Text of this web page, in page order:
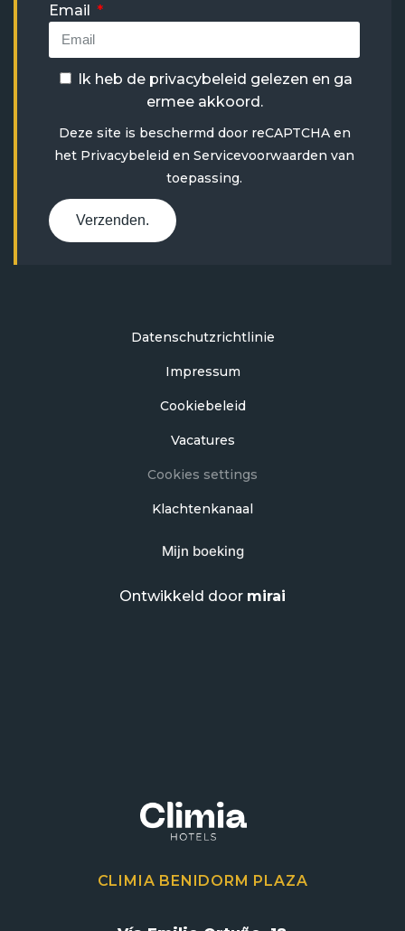
Email
Ik heb de privacybeleid gelezen en ga
ermee akkoord.
Deze site is beschermd door reCAPTCHA en
het Privacybeleid en Servicevoorwaarden van
toepassing.
Verzenden.
Datenschutzrichtlinie
Impressum
Cookiebeleid
Vacatures
Cookies settings
Klachtenkanaal
Mijn boeking
Ontwikkeld door mirai
CLIMIA BENIDORM PLAZA